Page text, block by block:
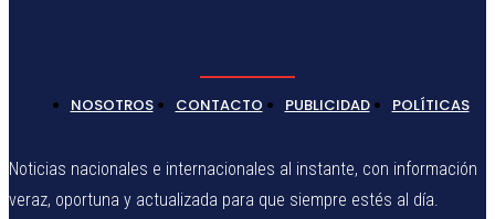
NOSOTROS CONTACTO PUBLICIDAD POLÍTICAS
Noticias nacionales e internacionales al instante, con información
veraz, oportuna y actualizada para que siempre estés al día.